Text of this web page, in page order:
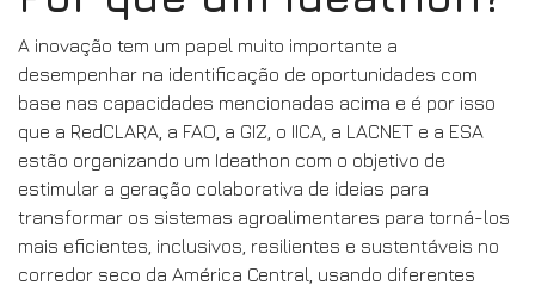
A inovação tem um papel muito importante a
desempenhar na identificação de oportunidades com
base nas capacidades mencionadas acima e é por isso
que a RedCLARA, a FAO, a GIZ, o IICA, a LACNET e a ESA
estão organizando um Ideathon com o objetivo de
estimular a geração colaborativa de ideias para
transformar os sistemas agroalimentares para torná-los
mais eficientes, inclusivos, resilientes e sustentáveis no
corredor seco da América Central, usando diferentes